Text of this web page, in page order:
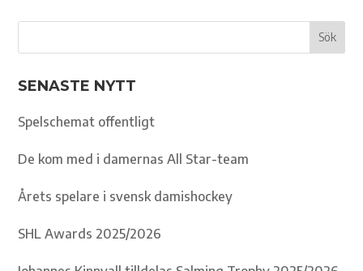
SENASTE NYTT
Spelschemat offentligt
De kom med i damernas All Star-team
Årets spelare i svensk damishockey
SHL Awards 2025/2026